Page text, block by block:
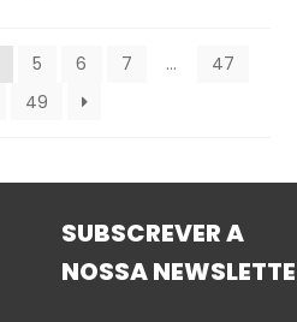
5 6 7 …
47
49
SUBSCREVER A
NOSSA